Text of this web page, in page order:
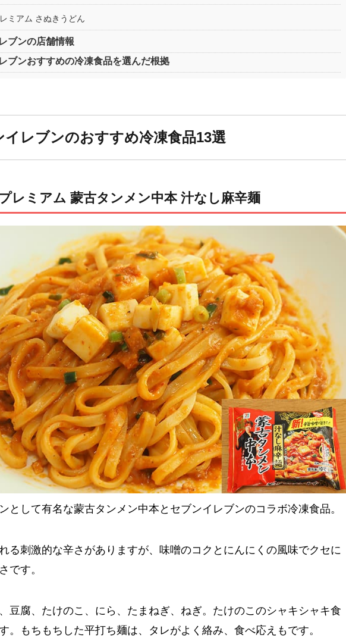
ミアム さぬきうどん
ブンの店舗情報
ブンおすすめの冷凍食品を選んだ根拠
イレブンのおすすめ冷凍食品13選
レミアム 蒙古タンメン中本 汁なし麻辛麺
として有名な蒙古タンメン中本とセブンイレブンのコラボ冷凍食品。
る刺激的な辛さがありますが、味噌のコクとにんにくの風味でクセに
です。
豆腐、たけのこ、にら、たまねぎ、ねぎ。たけのこのシャキシャキ食
。もちもちした平打ち麺は、タレがよく絡み、食べ応えもです。